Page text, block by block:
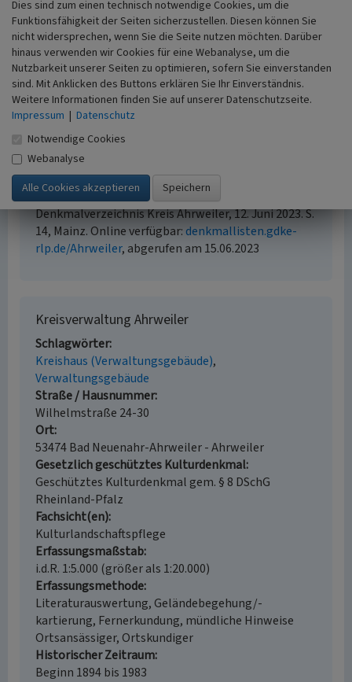
Internet
www.kreis.aw-online.de (1): Unser neues Landratsamt
(abgerufen 2.12.2015)
www.kreis.aw-online.de (2): Kreisverwaltung in größerem
Dienstgebäude (abgerufen 2.12.2015)
Literatur
Generaldirektion Kulturelles Erbe Rheinland-Pfalz
(Hrsg.) (2023) Nachrichtliches Verzeichnis der
Kulturdenkmäler, Kreis Ahrweiler.
Denkmalverzeichnis Kreis Ahrweiler, 12. Juni 2023. S.
14, Mainz. Online verfügbar:denkmallisten.gdke-
rlp.de/Ahrweiler, abgerufen am 15.06.2023
Kreisverwaltung Ahrweiler
Schlagwörter
Kreishaus (Verwaltungsgebäude)
Verwaltungsgebäude
Straße / Hausnummer
Wilhelmstraße 24-30
Ort
53474 Bad Neuenahr-Ahrweiler - Ahrweiler
Gesetzlich geschütztes Kulturdenkmal
Geschütztes Kulturdenkmal gem. § 8 DSchG
Rheinland-Pfalz
Fachsicht(en)
Kulturlandschaftspflege
Erfassungsmaßstab
i.d.R. 1:5.000 (größer als 1:20.000)
Erfassungsmethode
Literaturauswertung, Geländebegehung/-
kartierung, Fernerkundung, mündliche Hinweise
Ortsansässiger, Ortskundiger
Historischer Zeitraum
Beginn 1894 bis 1983
Dies sind zum einen technisch notwendige Cookies, um die
Funktionsfähigkeit der Seiten sicherzustellen. Diesen können Sie
nicht widersprechen, wenn Sie die Seite nutzen möchten. Darüber
hinaus verwenden wir Cookies für eine Webanalyse, um die
Nutzbarkeit unserer Seiten zu optimieren, sofern Sie einverstanden
sind. Mit Anklicken des Buttons erklären Sie Ihr Einverständnis.
Weitere Informationen finden Sie auf unserer Datenschutzseite.
Impressum | Datenschutz
Notwendige Cookies
Webanalyse